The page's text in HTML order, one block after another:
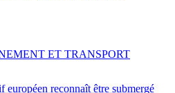
européen reconnaît être submergé
ET TRANSPORT